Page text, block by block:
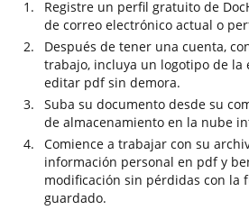
Registre un perfil gratuito de
de correo electrónico actual o
Después de tener una cuenta,
trabajo, incluya un logotipo de la
editar pdf sin demora.
Suba su documento desde su
de almacenamiento en la nube
Comience a trabajar con su
información personal en pdf y
modificación sin pérdidas con la
guardado.